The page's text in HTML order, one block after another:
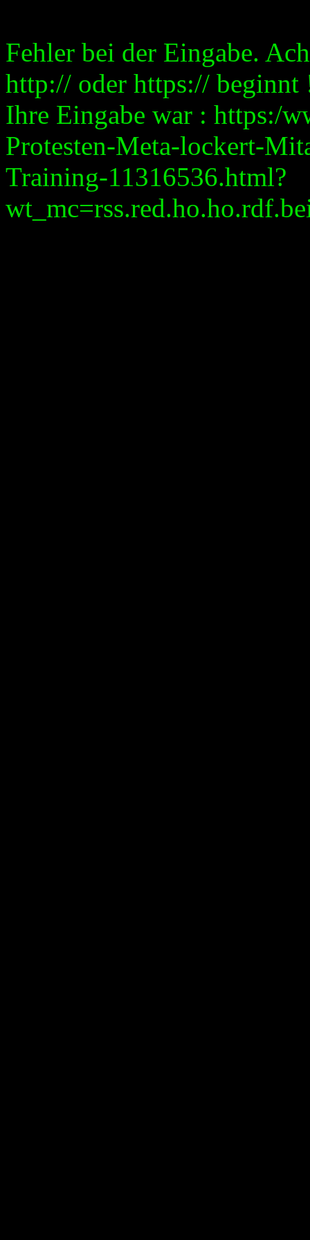
Fehler bei der Eingabe.
http:// oder https:// beginnt
Ihre Eingabe war : https:/
Protesten-Meta-lockert-
Training-11316536.html?